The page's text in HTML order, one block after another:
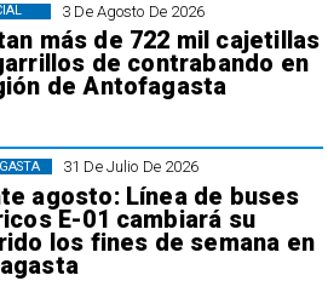
3 De Agosto De 2026
más de 722 mil cajetillas
de contrabando en
de Antofagasta
31 De Julio De 2026
agosto: Línea de buses
E-01 cambiará su
los fines de semana en